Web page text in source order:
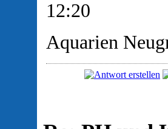
12:20
Aquarien